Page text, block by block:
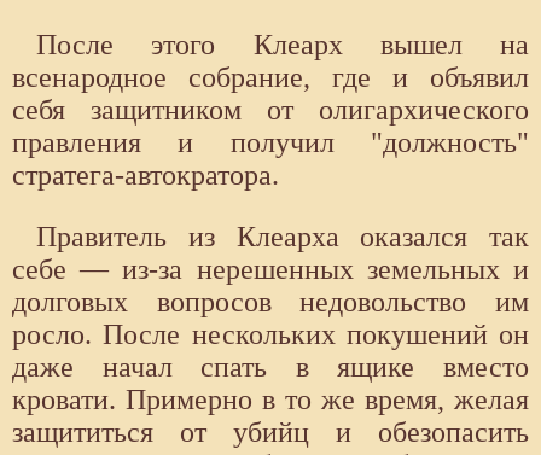
После этого Клеарх вышел на
всенародное собрание, где и объявил
себя защитником от олигархического
правления и получил "должность"
стратега-автократора.
Правитель из Клеарха оказался так
себе — из-за нерешенных земельных и
долговых вопросов недовольство им
росло. После нескольких покушений он
даже начал спать в ящике вместо
кровати. Примерно в то же время, желая
защититься от убийц и обезопасить